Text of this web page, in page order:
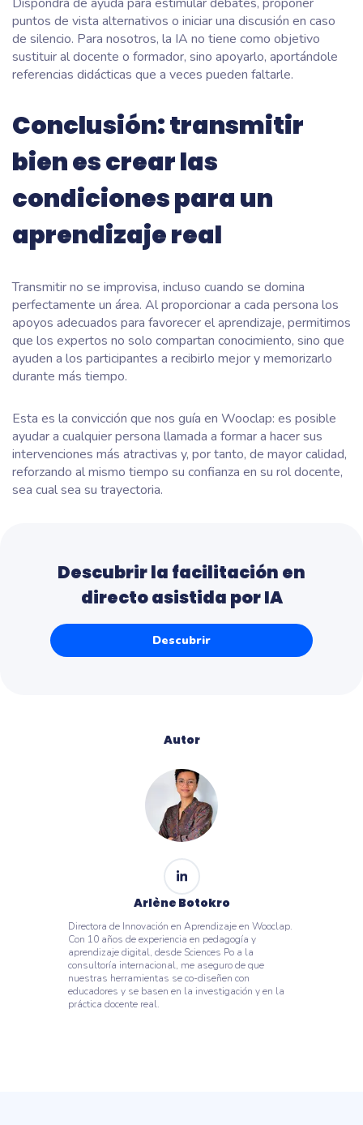
Dispondrá de ayuda para estimular debates, proponer
puntos de vista alternativos o iniciar una discusión en caso
de silencio. Para nosotros, la IA no tiene como objetivo
sustituir al docente o formador, sino apoyarlo, aportándole
referencias didácticas que a veces pueden faltarle.
Conclusión: transmitir
bien es crear las
condiciones para un
aprendizaje real
Transmitir no se improvisa, incluso cuando se domina
perfectamente un área. Al proporcionar a cada persona los
apoyos adecuados para favorecer el aprendizaje, permitimos
que los expertos no solo compartan conocimiento, sino que
ayuden a los participantes a recibirlo mejor y memorizarlo
durante más tiempo.
Esta es la convicción que nos guía en Wooclap: es posible
ayudar a cualquier persona llamada a formar a hacer sus
intervenciones más atractivas y, por tanto, de mayor calidad,
reforzando al mismo tiempo su confianza en su rol docente,
sea cual sea su trayectoria.
Descubrir la facilitación en
directo asistida por IA
Descubrir
Autor
Arlène Botokro
Directora de Innovación en Aprendizaje en Wooclap.
Con 10 años de experiencia en pedagogía y
aprendizaje digital, desde Sciences Po a la
consultoría internacional, me aseguro de que
nuestras herramientas se co-diseñen con
educadores y se basen en la investigación y en la
práctica docente real.